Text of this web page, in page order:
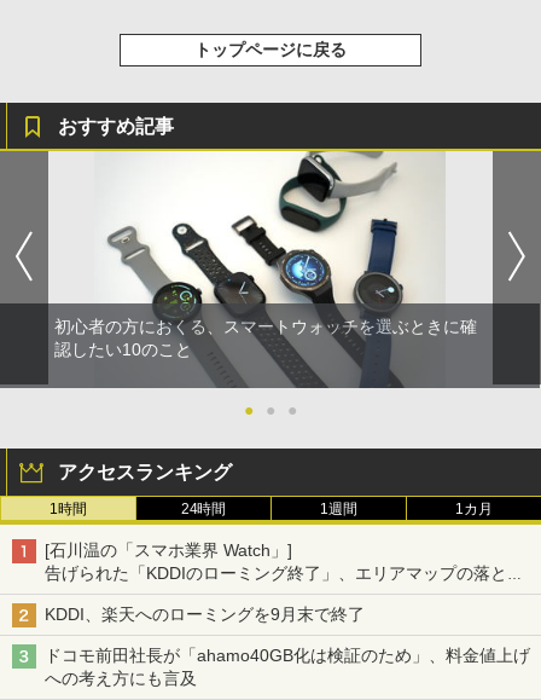
トップページに戻る
おすすめ記事
初心者の方におくる、スマートウォッチを選ぶときに確
認したい10のこと
● ● ●
アクセスランキング
1時間 24時間 1週間 1カ月
[石川温の「スマホ業界 Watch」]
告げられた「KDDIのローミング終了」、エリアマップの落とし
穴と楽天モバイルの課題
KDDI、楽天へのローミングを9月末で終了
ドコモ前田社長が「ahamo40GB化は検証のため」、料金値上げ
への考え方にも言及